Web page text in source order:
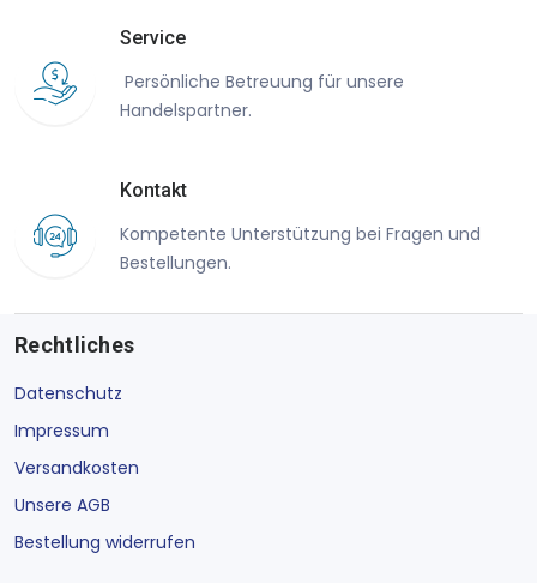
Service
Persönliche Betreuung für unsere
Handelspartner.
Kontakt
Kompetente Unterstützung bei Fragen und
Bestellungen.
Rechtliches
Datenschutz
Impressum
Versandkosten
Unsere AGB
Bestellung widerrufen